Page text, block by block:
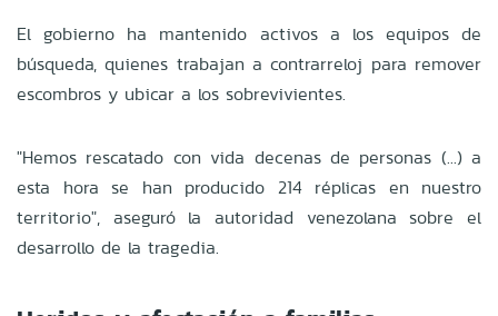
El gobierno ha mantenido activos a los equipos de
búsqueda, quienes trabajan a contrarreloj para remover
escombros y ubicar a los sobrevivientes.
"Hemos rescatado con vida decenas de personas (...) a
esta hora se han producido 214 réplicas en nuestro
territorio", aseguró la autoridad venezolana sobre el
desarrollo de la tragedia.